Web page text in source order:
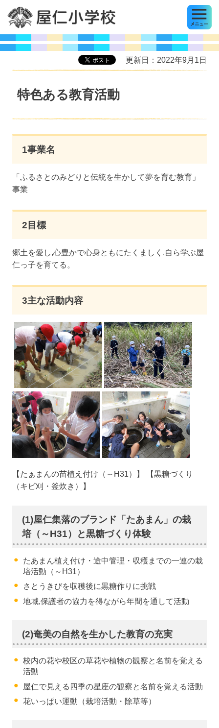
MENU
更新日：2022年9月1日
特色ある教育活動
1事業名
「ふるさとのみどりと伝統を生かして夢を育む教育」
事業
2目標
郷土を愛し,心豊かで心身ともにたくましく,自ら学ぶ屋
仁っ子を育てる。
3主な活動内容
【たぁまんの苗植え付け（～H31）】 【黒糖づくり
（キビ刈・釜炊き）】
(1)屋仁集落のブランド「たあまん」の栽
培（～H31）と黒糖づくり体験
たあまん植え付け・途中管理・収穫までの一連の栽
培活動（～H31）
さとうきびを収穫後に黒糖作りに挑戦
地域,保護者の協力を得ながら年間を通して活動
(2)奄美の自然を生かした教育の充実
校内の花や校区の草花や植物の観察と名前を覚える
活動
屋仁で見える四季の星座の観察と名前を覚える活動
花いっぱい運動（栽培活動・除草等）